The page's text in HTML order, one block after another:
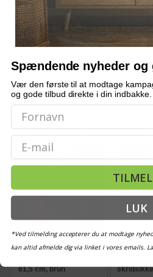
Hvor let er det at samle?
Kan det rengøres let?
Bemærk: FAQ er vejledende
mangler, og oplysningerne er ikke
OFTE KØBT SAMMEN MED
TILBUD
Hundehus i massivt
61,5 cm, brun
Spændende nyheder og
Vær den første til at modtage
og gode tilbud direkte i din indbakke.
Email
LUK
*Ved tilmelding accepterer du at modtage
kan altid afmelde dig via linket i vores emails.